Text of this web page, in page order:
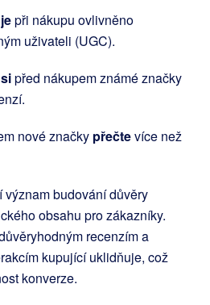
při nákupu ovlivněno
uživateli (UGC).
před nákupem známé značky
nové značky přečtevíce než
budování důvěry
obsahu pro zákazníky.
recenzím a
kupující uklidňuje, což
konverze.